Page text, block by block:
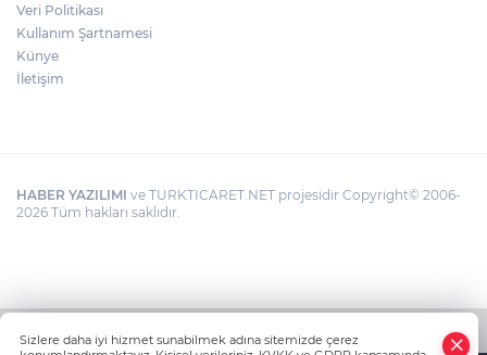
Veri Politikası
Kullanım Şartnamesi
Künye
İletişim
HABER YAZILIMI ve TURKTICARET.NET projesidir Copyright© 2006-
2026 Tüm hakları saklıdır.
Sizlere daha iyi hizmet sunabilmek adına sitemizde çerez